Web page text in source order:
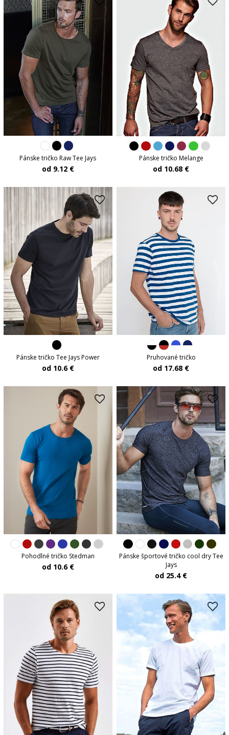
Pánske tričko Raw Tee Jays
od 9.12 €
Pánske tričko Melange
od 10.68 €
Pánske tričko Tee Jays Power
od 10.6 €
Pruhované tričko
od 17.68 €
Pohodlné tričko Stedman
od 10.6 €
Pánske športové tričko cool dry Tee
Jays
od 25.4 €